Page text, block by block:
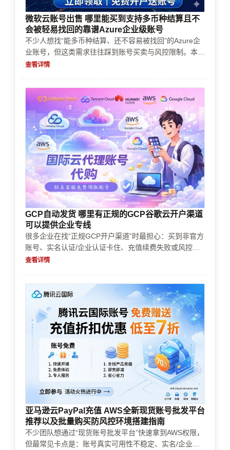
微软云账号出售 哪里能买到支持多币种结算且不
会被轻易找回的靠谱Azure企业级账号
不少人想找“能多币种结算、还不容易被找回”的Azure企
业账号，但这类需求往往踩到账号买卖与风控限制。本文
按决策流程讲清：账号来源如何核验、实名/企业认证怎
资源限制如何规避，以及如何用成本控制方案避免后续卡
住。
查看详情
GCP自动发货 哪里有正规的GCP谷歌云开户渠道
可以提供企业专线
很多企业在找“正规GCP开户渠道”时最担心：买到非官方
账号、实名认证/企业认证卡住、充值续费失败或风控拦
截、账单不可控导致成本失控。本文按企业常见流程梳
题、处理资源限制与预算控制，并给出可落地的决策清
单。
查看详情
亚马逊云PayPal充值 AWS全新现货账号批发平台
推荐以及批量购买防风控环境搭建指南
不少团队想通过“现货账号批发平台”快速拿到AWS权限，
但最常见卡点是：账号真实可用性不稳定、实名/企业认